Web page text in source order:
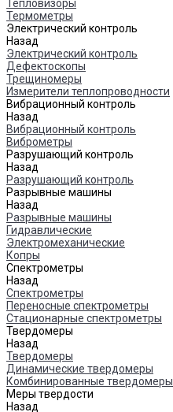
Тепловизоры
Термометры
Электрический контроль
Назад
Электрический контроль
Дефектоскопы
Трещиномеры
Измерители теплопроводности
Вибрационный контроль
Назад
Вибрационный контроль
Виброметры
Разрушающий контроль
Назад
Разрушающий контроль
Разрывные машины
Назад
Разрывные машины
Гидравлические
Электромеханические
Копры
Спектрометры
Назад
Спектрометры
Переносные спектрометры
Стационарные спектрометры
Твердомеры
Назад
Твердомеры
Динамические твердомеры
Комбинированные твердомеры
Меры твердости
Назад